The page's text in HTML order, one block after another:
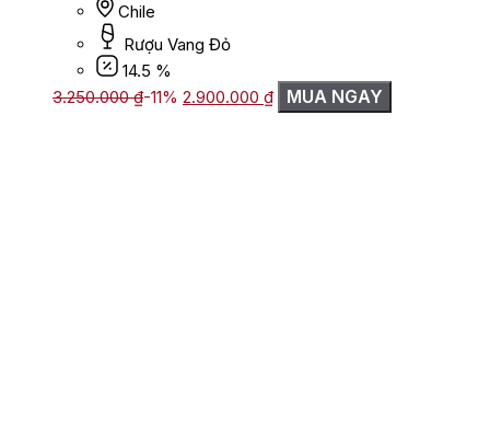
Chile
Rượu Vang Đỏ
14.5 %
3.250.000₫-11% Giá
gốc
2.900.000 ₫Giá
hiện
MUA NGAY